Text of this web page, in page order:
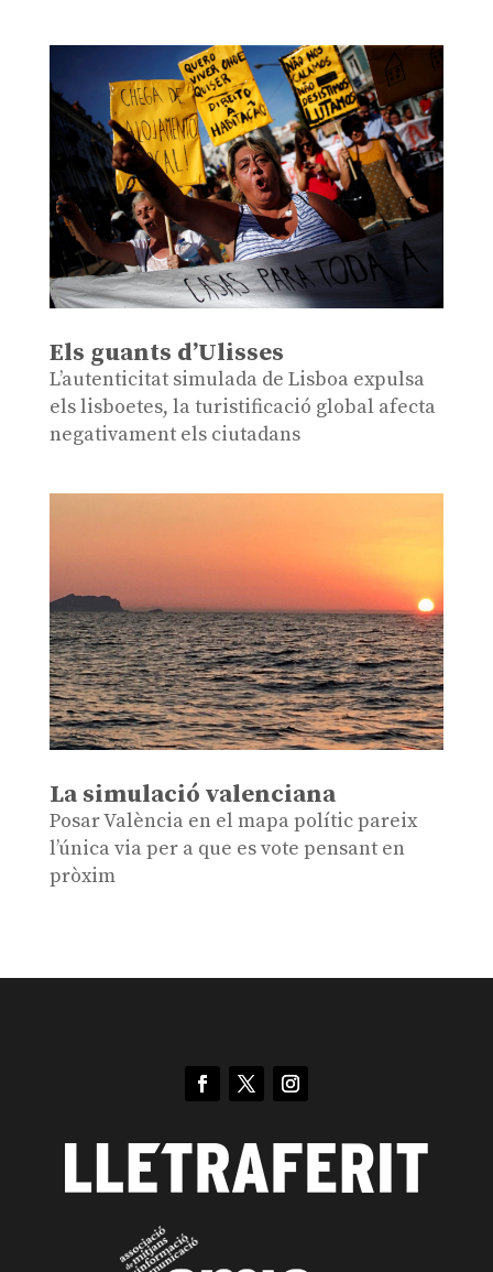
Els guants d’Ulisses
L’autenticitat simulada de Lisboa expulsa
els lisboetes, la turistificació global afecta
negativament els ciutadans
La simulació valenciana
Posar València en el mapa polític pareix
l’única via per a que es vote pensant en
pròxim